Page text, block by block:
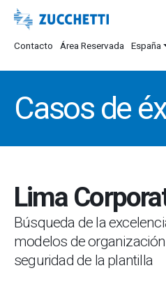
Contacto Área Reservada España
Casos de
Lima
Búsqueda de la
modelos de
seguridad de la plantilla